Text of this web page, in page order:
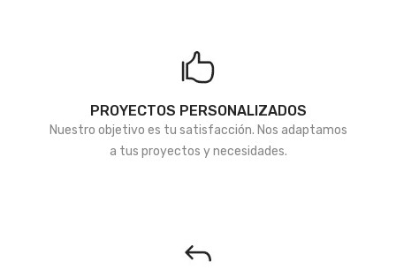
PROYECTOS PERSONALIZADOS
Nuestro objetivo es tu satisfacción. Nos adaptamos
a tus proyectos y necesidades.